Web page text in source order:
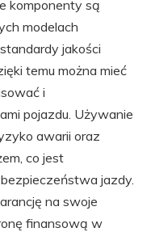
komponenty są
modelach
jakości
temu można mieć
i
pojazdu. Używanie
awarii oraz
co jest
jazdy.
na swoje
finansową w